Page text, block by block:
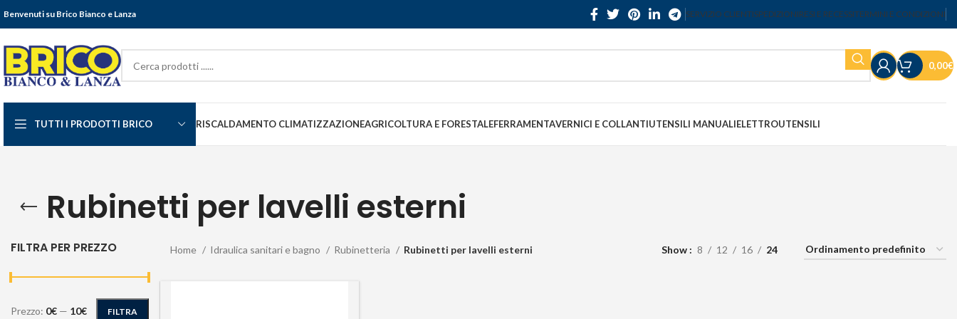
Benvenuti su Brico Bianco e Lanza SERVIZIO CLIENTISPEDIZIONIRESI E RECESSITERMINI E CONDIZIONI
0,00€
TUTTI I PRODOTTI BRICO RISCALDAMENTO CLIMATIZZAZIONEAGRICOLTURA E FORESTALEFERRAMENTAVERNICI E COLLANTIUTENSILI MANUALIELETTROUTENSILI
Rubinetti per lavelli esterni
FILTRA PER PREZZO
FILTRA
Prezzo: 0€ — 10€
Home Idraulica sanitari e bagno Rubinetteria Rubinetti per lavelli esterni Show 8 12 16 24